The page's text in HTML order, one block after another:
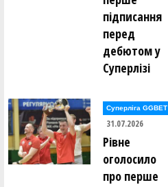
Олексій Мазур ()
Андрій Макаренко ()
Дар’я Макаренко ()
Марина Малафєєва ()
Анастасія Мартовицька ()
Михайло Маслак ()
Олександр Маслов ()
підписання
перед
дебютом у
Суперлізі
Суперліга GGBET
31.07.2026
Рівне
оголосило
про перше